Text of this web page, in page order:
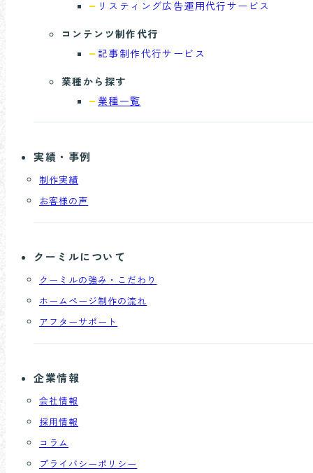
リスティング広告運用代行サービス
コンテンツ制作代行
記事制作代行サービス
業種から探す
業種一覧
実績・事例
制作実績
お客様の声
クーミルについて
クーミルの強み・こだわり
ホームページ制作の流れ
アフターサポート
企業情報
会社情報
採用情報
コラム
プライバシーポリシー